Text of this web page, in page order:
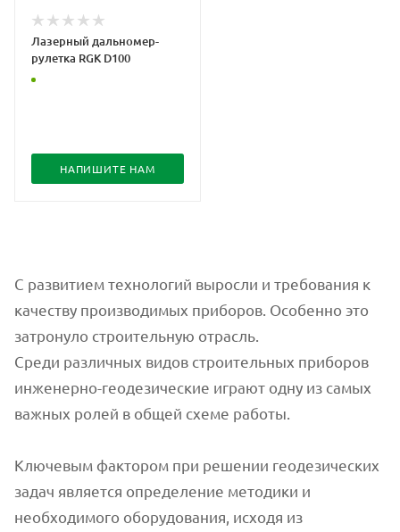
Лазерный дальномер-
рулетка RGK D100
НАПИШИТЕ НАМ
С развитием технологий выросли и требования к
качеству производимых приборов. Особенно это
затронуло строительную отрасль.
Среди различных видов строительных приборов
инженерно-геодезические играют одну из самых
важных ролей в общей схеме работы.
Ключевым фактором при решении геодезических
задач является определение методики и
необходимого оборудования, исходя из